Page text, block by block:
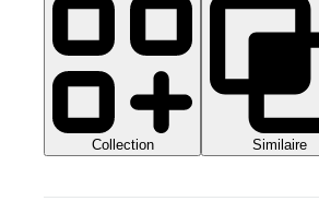
Collection Similaire